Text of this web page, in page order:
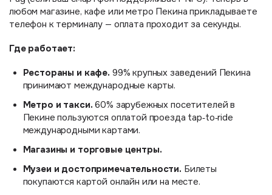
любом магазине, кафе или метро Пекина прикладываете
телефон к терминалу — оплата проходит за секунды.
Где работает:
Рестораны и кафе. 99% крупных заведений Пекина
принимают международные карты.
Метро и такси. 60% зарубежных посетителей в
Пекине пользуются оплатой проезда tap‑to‑ride
международными картами.
Магазины и торговые центры.
Музеи и достопримечательности. Билеты
покупаются картой онлайн или на месте.